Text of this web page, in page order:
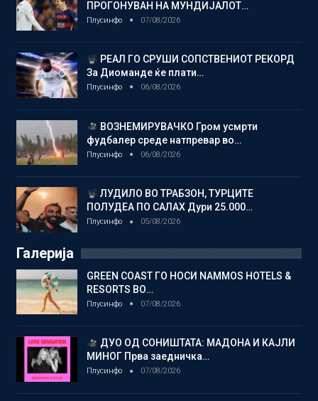
ПРОГОНУВАН НА МУНДИЈАЛОТ…
Плусинфо 07/08/2026
РЕАЛ ГО СРУШИ СОПСТВЕНИОТ РЕКОРД
За Диоманде ќе плати…
Плусинфо 06/08/2026
ВОЗНЕМИРУВАЧКО Гром усмрти
фудбалер среде натпревар во…
Плусинфо 06/08/2026
ЛУДИЛО ВО ТРАБЗОН, ТУРЦИТЕ
ПОЛУДЕА ПО САЛАХ Дури 25.000…
Плусинфо 05/08/2026
Галерија
GREEN COAST ГО НОСИ NAMMOS HOTELS &
RESORTS ВО…
Плусинфо 07/08/2026
ДУО ОД СОНИШТАТА: МАДОНА И КАЈЛИ
МИНОГ Прва заедничка…
Плусинфо 07/08/2026